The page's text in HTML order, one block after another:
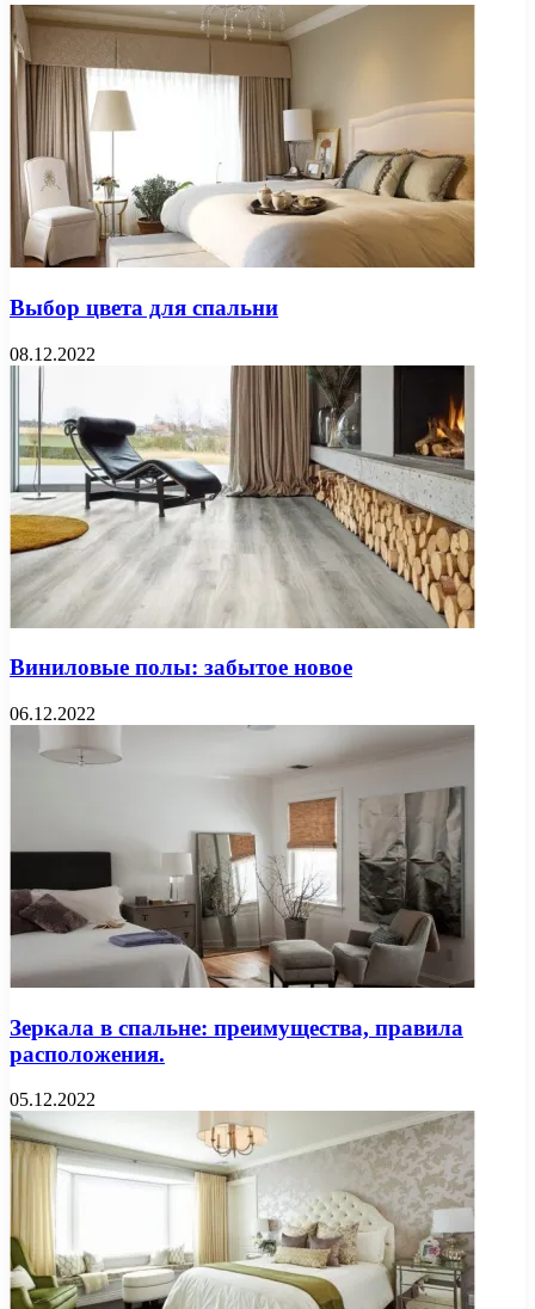
Выбор цвета для спальни
08.12.2022
Виниловые полы: забытое новое
06.12.2022
Зеркала в спальне: преимущества, правила
расположения.
05.12.2022